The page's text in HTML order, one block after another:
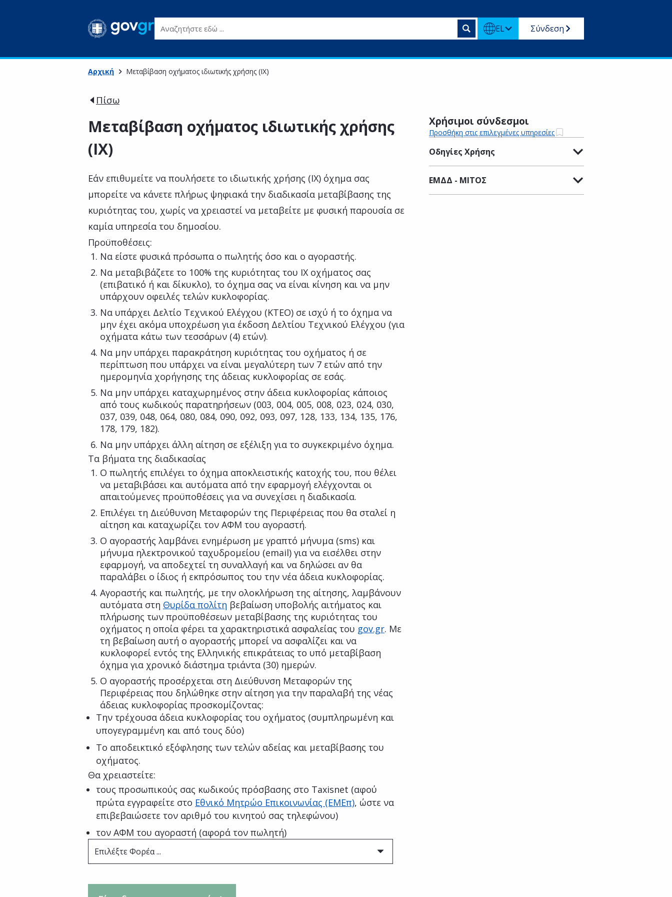
Αναζητήστε εδώ ... EL Σύνδεση
Αρχική Μεταβίβαση οχήματος ιδιωτικής χρήσης (ΙΧ)
Πίσω
Μεταβίβαση οχήματος ιδιωτικής χρήσης
(ΙΧ)
Εάν επιθυμείτε να πουλήσετε το ιδιωτικής χρήσης (ΙΧ) όχημα σας
μπορείτε να κάνετε πλήρως ψηφιακά την διαδικασία μεταβίβασης της
κυριότητας του, χωρίς να χρειαστεί να μεταβείτε με φυσική παρουσία σε
καμία υπηρεσία του δημοσίου.
Προϋποθέσεις:
Να είστε φυσικά πρόσωπα ο πωλητής όσο και ο αγοραστής.
Να μεταβιβάζετε το 100% της κυριότητας του ΙΧ οχήματος σας
(επιβατικό ή και δίκυκλο), το όχημα σας να είναι κίνηση και να μην
υπάρχουν οφειλές τελών κυκλοφορίας.
Να υπάρχει Δελτίο Τεχνικού Ελέγχου (ΚΤΕΟ) σε ισχύ ή το όχημα να
μην έχει ακόμα υποχρέωση για έκδοση Δελτίου Τεχνικού Ελέγχου (για
οχήματα κάτω των τεσσάρων (4) ετών).
Να μην υπάρχει παρακράτηση κυριότητας του οχήματος ή σε
περίπτωση που υπάρχει να είναι μεγαλύτερη των 7 ετών από την
ημερομηνία χορήγησης της άδειας κυκλοφορίας σε εσάς.
Να μην υπάρχει καταχωρημένος στην άδεια κυκλοφορίας κάποιος
από τους κωδικούς παρατηρήσεων (003, 004, 005, 008, 023, 024, 030,
037, 039, 048, 064, 080, 084, 090, 092, 093, 097, 128, 133, 134, 135, 176,
178, 179, 182).
Να μην υπάρχει άλλη αίτηση σε εξέλιξη για το συγκεκριμένο όχημα.
Τα βήματα της διαδικασίας
Ο πωλητής επιλέγει το όχημα αποκλειστικής κατοχής του, που θέλει
να μεταβιβάσει και αυτόματα από την εφαρμογή ελέγχονται οι
απαιτούμενες προϋποθέσεις για να συνεχίσει η διαδικασία.
Επιλέγει τη Διεύθυνση Μεταφορών της Περιφέρειας που θα σταλεί η
αίτηση και καταχωρίζει τον ΑΦΜ του αγοραστή.
Ο αγοραστής λαμβάνει ενημέρωση με γραπτό μήνυμα (sms) και
μήνυμα ηλεκτρονικού ταχυδρομείου (email) για να εισέλθει στην
εφαρμογή, να αποδεχτεί τη συναλλαγή και να δηλώσει αν θα
παραλάβει ο ίδιος ή εκπρόσωπος του την νέα άδεια κυκλοφορίας.
Αγοραστής και πωλητής, με την ολοκλήρωση της αίτησης, λαμβάνουν
αυτόματα στη Θυρίδα πολίτη βεβαίωση υποβολής αιτήματος και
πλήρωσης των προϋποθέσεων μεταβίβασης της κυριότητας του
οχήματος η οποία φέρει τα χαρακτηριστικά ασφαλείας του gov.gr. Με
τη βεβαίωση αυτή ο αγοραστής μπορεί να ασφαλίζει και να
κυκλοφορεί εντός της Ελληνικής επικράτειας το υπό μεταβίβαση
όχημα για χρονικό διάστημα τριάντα (30) ημερών.
Ο αγοραστής προσέρχεται στη Διεύθυνση Μεταφορών της
Περιφέρειας που δηλώθηκε στην αίτηση για την παραλαβή της νέας
άδειας κυκλοφορίας προσκομίζοντας:
Την τρέχουσα άδεια κυκλοφορίας του οχήματος (συμπληρωμένη και
υπογεγραμμένη και από τους δύο)
Το αποδεικτικό εξόφλησης των τελών αδείας και μεταβίβασης του
οχήματος.
Θα χρειαστείτε:
τους προσωπικούς σας κωδικούς πρόσβασης στο Taxisnet (αφού
πρώτα εγγραφείτε στο Εθνικό Μητρώο Επικοινωνίας (ΕΜΕπ), ώστε να
επιβεβαιώσετε τον αριθμό του κινητού σας τηλεφώνου)
τον ΑΦΜ του αγοραστή (αφορά τον πωλητή)
Επιλέξτε Φορέα ...
Χρήσιμοι σύνδεσμοι
Προσθήκη στις επιλεγμένες υπηρεσίες
Οδηγίες Χρήσης
ΕΜΔΔ - ΜΙΤΟΣ